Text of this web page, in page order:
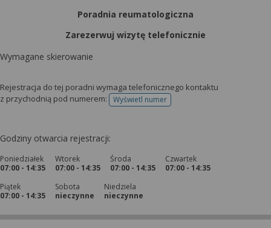
Poradnia reumatologiczna
Zarezerwuj wizytę telefonicznie
Wymagane skierowanie
Rejestracja do tej poradni wymaga telefonicznego kontaktu
z przychodnią pod numerem:
Wyświetl numertelefonu do rejestracji
Godziny otwarcia rejestracji:
Poniedziałek
07:00 - 14:35
Wtorek
07:00 - 14:35
Środa
07:00 - 14:35
Czwartek
07:00 - 14:35
Piątek
07:00 - 14:35
Sobota
nieczynne
Niedziela
nieczynne